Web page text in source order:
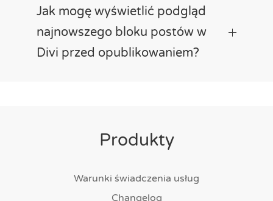
Jak mogę wyświetlić podgląd
najnowszego bloku postów w
Divi przed opublikowaniem?
Produkty
Warunki świadczenia usług
Changelog